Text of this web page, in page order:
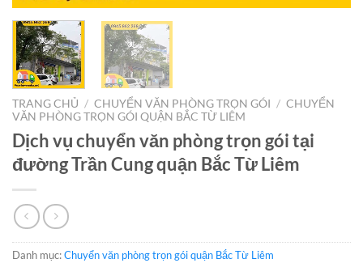
TRANG CHỦ / CHUYỂN VĂN PHÒNG TRỌN GÓI / CHUYỂN
VĂN PHÒNG TRỌN GÓI QUẬN BẮC TỪ LIÊM
Dịch vụ chuyển văn phòng trọn gói tại
đường Trần Cung quận Bắc Từ Liêm
Danh mục:Chuyển văn phòng trọn gói quận Bắc Từ Liêm